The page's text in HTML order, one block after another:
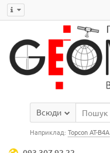
Всюди
Наприклад:Topcon AT-B4A